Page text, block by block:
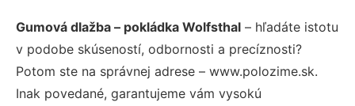
Gumová dlažba – pokládka Wolfsthal – hľadáte istotu
v podobe skúseností, odbornosti a precíznosti?
Potom ste na správnej adrese – www.polozime.sk.
Inak povedané, garantujeme vám vysokú